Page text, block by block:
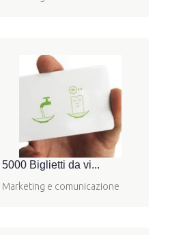
5000 Biglietti da vi...
Marketing e comunicazione